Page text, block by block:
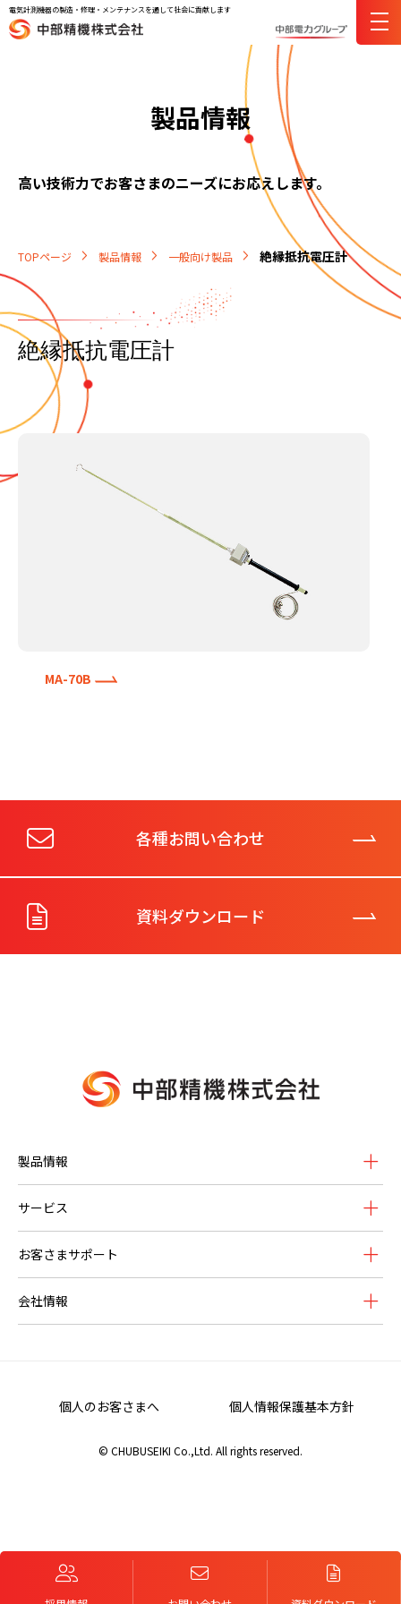
電気計測機器の製造・修理・メンテナンスを通して社会に貢献します
製品情報
高い技術力でお客さまのニーズにお応えします。
TOPページ 製品情報 一般向け製品 絶縁抵抗電圧計
絶縁抵抗電圧計
MA-70B
各種お問い合わせ
資料ダウンロード
製品情報
サービス
お客さまサポート
会社情報
個人のお客さまへ 個人情報保護基本方針
© CHUBUSEIKI Co.,Ltd. All rights reserved.